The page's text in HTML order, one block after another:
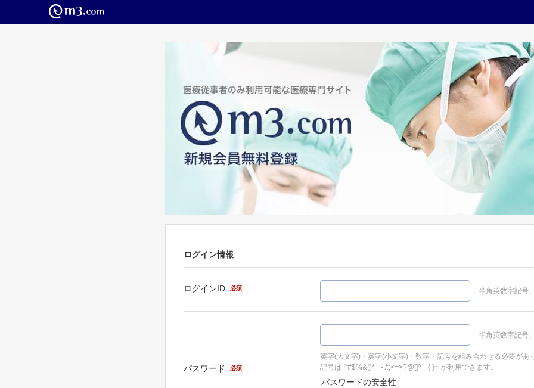
ログイン情報
ログインID 必須 半角英数字記号
パスワード 必須
半角英数字記号
英字(大文字)・英字(小文字)・数字・記号を組み合わせる必要があ
記号は !"#$%&()*+,-./:;<=>?@[]^_`{|}~ が利用できます。
パスワードの安全性